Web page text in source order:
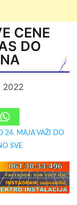
CENE
DO
2022
24. MAJA VAŽI DO
SVE